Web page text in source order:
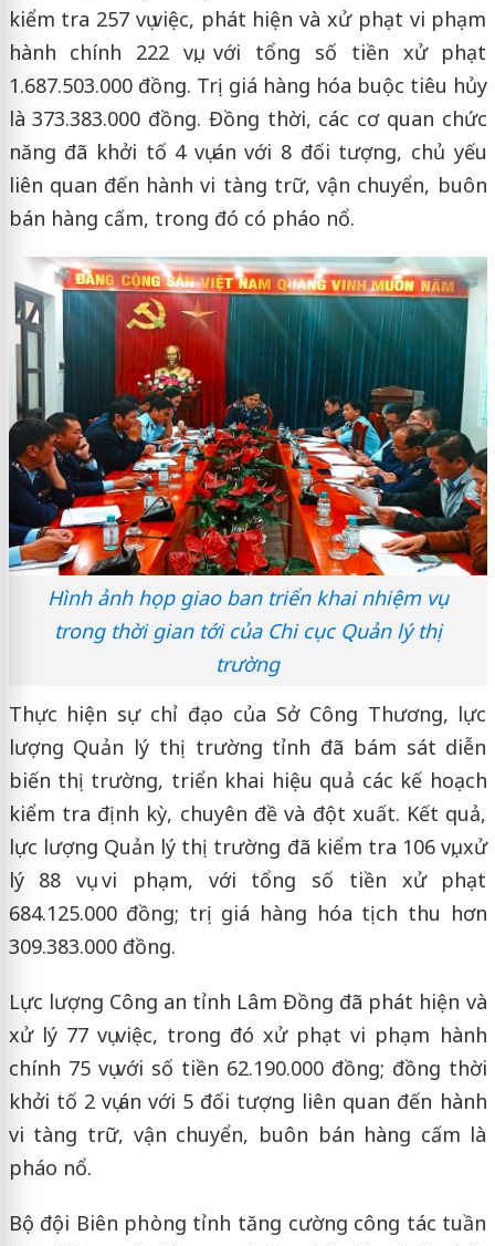
kiểm tra 257 vụ việc, phát hiện và xử phạt vi phạm
hành chính 222 vụ, với tổng số tiền xử phạt
1.687.503.000 đồng. Trị giá hàng hóa buộc tiêu hủy
là 373.383.000 đồng. Đồng thời, các cơ quan chức
năng đã khởi tố 4 vụ án với 8 đối tượng, chủ yếu
liên quan đến hành vi tàng trữ, vận chuyển, buôn
bán hàng cấm, trong đó có pháo nổ.
Hình ảnh họp giao ban triển khai nhiệm vụ
trong thời gian tới của Chi cục Quản lý thị
trường
Thực hiện sự chỉ đạo của Sở Công Thương, lực
lượng Quản lý thị trường tỉnh đã bám sát diễn
biến thị trường, triển khai hiệu quả các kế hoạch
kiểm tra định kỳ, chuyên đề và đột xuất. Kết quả,
lực lượng Quản lý thị trường đã kiểm tra 106 vụ, xử
lý 88 vụ vi phạm, với tổng số tiền xử phạt
684.125.000 đồng; trị giá hàng hóa tịch thu hơn
309.383.000 đồng.
Lực lượng Công an tỉnh Lâm Đồng đã phát hiện và
xử lý 77 vụ việc, trong đó xử phạt vi phạm hành
chính 75 vụ với số tiền 62.190.000 đồng; đồng thời
khởi tố 2 vụ án với 5 đối tượng liên quan đến hành
vi tàng trữ, vận chuyển, buôn bán hàng cấm là
pháo nổ.
Bộ đội Biên phòng tỉnh tăng cường công tác tuần